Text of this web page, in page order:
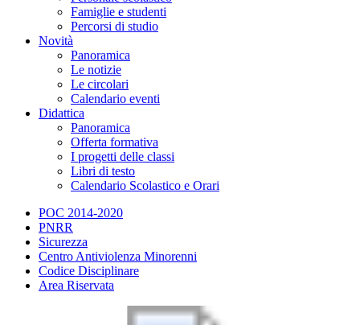
Famiglie e studenti
Percorsi di studio
Novità
Panoramica
Le notizie
Le circolari
Calendario eventi
Didattica
Panoramica
Offerta formativa
I progetti delle classi
Libri di testo
Calendario Scolastico e Orari
POC 2014-2020
PNRR
Sicurezza
Centro Antiviolenza Minorenni
Codice Disciplinare
Area Riservata